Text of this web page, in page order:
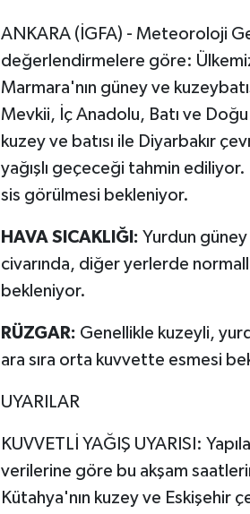
ANKARA (İGFA) - Meteoroloji
değerlendirmelere göre:
Marmara'nın güney ve
Mevkii, İç Anadolu, Batı ve
kuzey ve batısı ile Diyarbakır
yağışlı geçeceği tahmin ediliyor.
sis görülmesi bekleniyor.
HAVA SICAKLIĞI: Yurdun
civarında, diğer yerlerde
bekleniyor.
RÜZGAR: Genellikle kuzeyli,
ara sıra orta kuvvette esmesi
UYARILAR
KUVVETLİ YAĞIŞ UYARISI:
verilerine göre bu akşam
Kütahya'nın kuzey ve Eskişehir